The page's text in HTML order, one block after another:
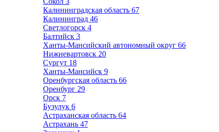
Калининградская область 67
Калининград 46
Светлогорск 4
Балтийск 3
Ханты-Мансийский автономный округ 66
Нижневартовск 20
Сургут 18
Ханты-Мансийск 9
Оренбургская область 66
Оренбург 29
Орск 7
Бузулук 6
Астраханская область 64
Астрахань 47